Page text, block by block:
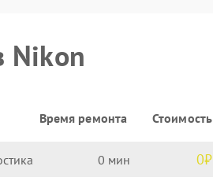
Nikon
Время ремонта Стоимость
0 0